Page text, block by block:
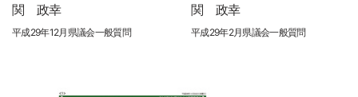
関 政幸
平成29年12月県議会一般質問
関 政幸
平成29年2月県議会一般質問